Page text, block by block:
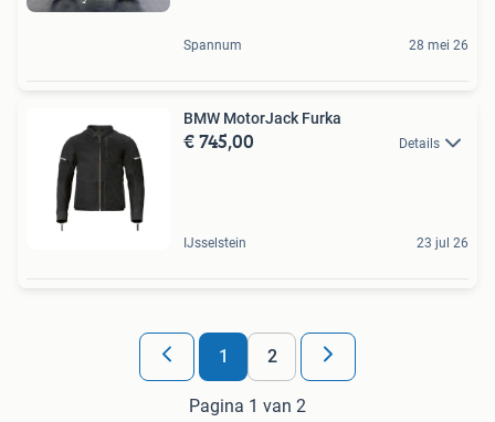
Spannum 28 mei 26
BMW MotorJack Furka
€ 745,00 Details
IJsselstein 23 jul 26
1 2
Pagina 1 van 2